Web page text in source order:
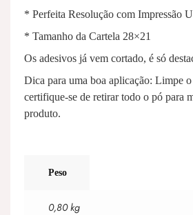
* Perfeita Resolução com Impressão
* Tamanho da Cartela 28×21
Os adesivos já vem cortado, é só
Dica para uma boa aplicação: Limpe
certifique-se de retirar todo o pó para
produto.
Peso
0,80 kg